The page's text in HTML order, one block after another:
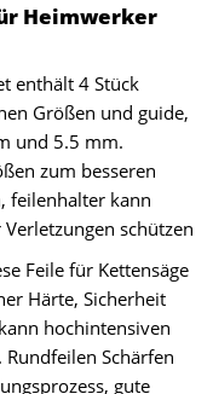
Heimwerker
enthält 4 Stück
Größen und guide,
und 5.5 mm.
zum besseren
feilenhalter kann
schützen
Feile für Kettensäge
Härte, Sicherheit
hochintensiven
Schärfen
gute